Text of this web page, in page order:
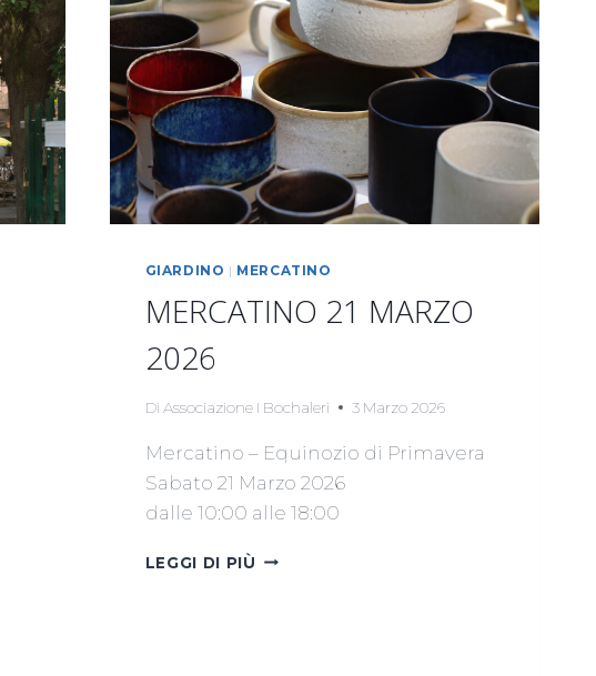
GIARDINO | MERCATINO
MERCATINO 21 MARZO
2026
Di Associazione I Bochaleri 3 Marzo 2026
Mercatino – Equinozio di Primavera
Sabato 21 Marzo 2026
dalle 10:00 alle 18:00
LEGGI DI PIÙ MERCATINO